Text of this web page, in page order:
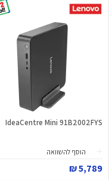
IdeaCentre Mini 91B2002FYS
הוסף להשוואה
5,789 ₪